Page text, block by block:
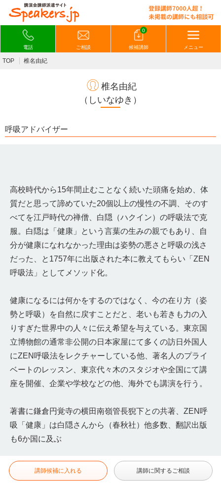
電話 ご相談
0
候補講師 メニュー
TOP 椎名由紀
椎名由紀
（しいなゆき）
呼吸アドバイザー
高校時代から15年間止むことなく続いた頭痛を始め、体
質だと思って諦めていた20個以上の慢性の不調、そのす
べてを江戸時代の禅僧、白隠（ハクイン）の呼吸法で克
服。白隠は「健康」という言葉の生みの親でもあり、自
分が健康になれなかった理由は姿勢の悪さと呼吸の浅さ
だった、と1757年に出版された本に教えてもらい「ZEN
呼吸法」としてメソッド化。
健康になるには何かをするのではなく、今の在り方（姿
勢と呼吸）を自然に戻すことだと、老いも若きも力の入
りすぎた世界中の人々に伝え希望を与えている。東京国
立博物館の通常非公開の日本家屋にて多くの訪日外国人
にZEN呼吸法をレクチャーしている他、著名人のプライ
ベートのレッスン、東京代々木のスタジオや全国にて講
座を開催、企業や学校などの他、海外でも講演を行う。
著書に鎌倉円覚寺の横田南嶺管長猊下との共著、ZEN呼
吸「健康」は白隠さんから（春秋社）他多数、翻訳出版
も6か国に及ぶ
講師候補に入れる 講師に関するご相談